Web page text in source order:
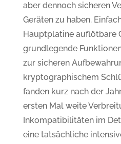
aber dennoch sicheren
Geräten zu haben.
Hauptplatine auflötbare
grundlegende
zur sicheren
kryptographischem
fanden kurz nach der
ersten Mal weite
Inkompatibilitäten im
eine tatsächliche